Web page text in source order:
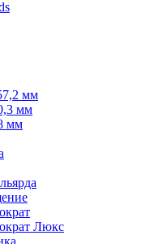
мм
мм
мм
Люкс